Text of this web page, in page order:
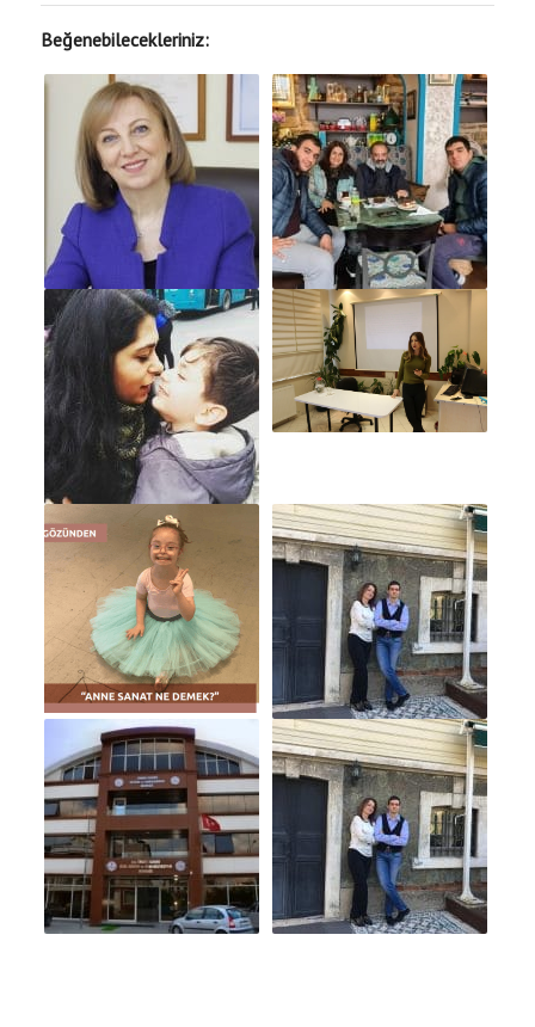
Beğenebilecekleriniz: